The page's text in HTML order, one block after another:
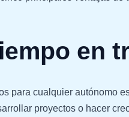
en
para cualquier autónomo
proyectos o hacer